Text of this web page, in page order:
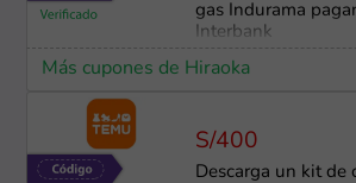
gas Indurama
Interbank
Más cupones de Hiraoka
S/400
Descarga un kit de